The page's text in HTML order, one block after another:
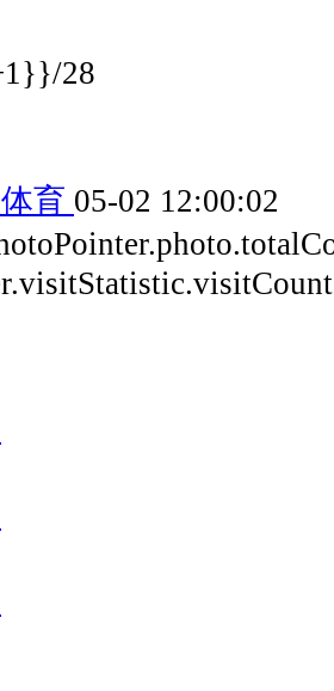
28
育 05-02 12:00:02